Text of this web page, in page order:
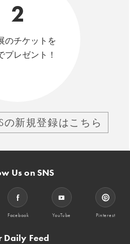
2
のチケットを
プレゼント！
の新規登録はこちら
Us on SNS
Facebook YouTube Pinterest
Daily Feed